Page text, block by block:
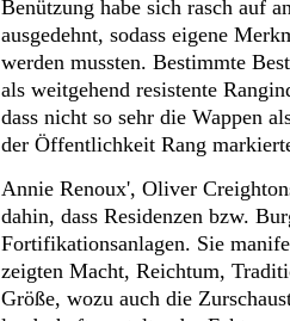
Benützung habe sich rasch auf
ausgedehnt, sodass eigene
werden mussten. Bestimmte
als weitgehend resistente
dass nicht so sehr die Wappen
der Öffentlichkeit Rang
Annie Renoux', Oliver
dahin, dass Residenzen bzw.
Fortifikationsanlagen. Sie
zeigten Macht, Reichtum,
Größe, wozu auch die